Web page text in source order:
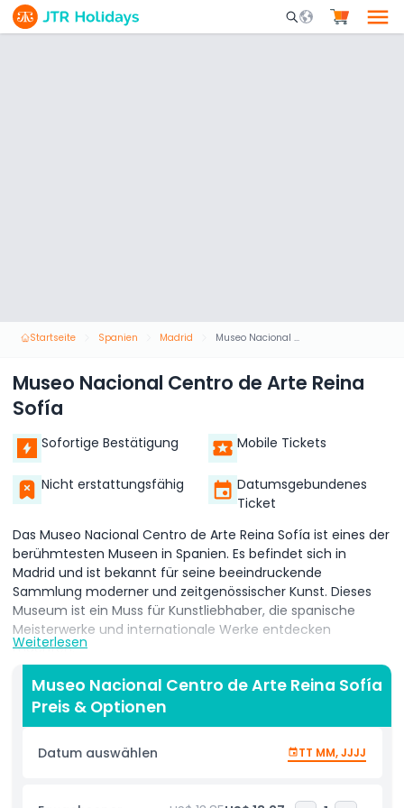
Mobile Search
Startseite Spanien Madrid Museo Nacional Centro de Arte Reina Sofía
Museo Nacional Centro de Arte Reina
Sofía
Sofortige Bestätigung Mobile Tickets
Nicht erstattungsfähig
Datumsgebundenes
Ticket
Das Museo Nacional Centro de Arte Reina Sofía ist eines der
berühmtesten Museen in Spanien. Es befindet sich in
Madrid und ist bekannt für seine beeindruckende
Sammlung moderner und zeitgenössischer Kunst. Dieses
Museum ist ein Muss für Kunstliebhaber, die spanische
Meisterwerke und internationale Werke entdecken
möchten.
Im Museo Nacional Centro de Arte Reina Sofía befindet sich
das berühmte Gemälde Guernica von Pablo Picasso. Dieses
Meisterwerk ist eines der wichtigsten Kunstwerke des 20.
Museum zeigt auch Werke von Salvador Dalí, Joan Miró und
Weiterlesen
Museo Nacional Centro de Arte Reina Sofía
Preis & Optionen
Datum auswählen TT MM, JJJJ